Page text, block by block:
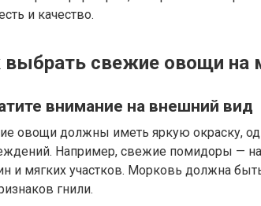
и качество.
выбрать свежие овощи на
внимание на внешний вид
овощи должны иметь яркую окраску,
Например, свежие помидоры —
и мягких участков. Морковь должна
гнили.